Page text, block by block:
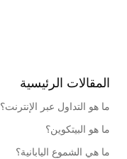
المقالات الرئيسية
ما هو التداول عبر الإنترنت؟
ما هو البيتكوين؟
ما هي الشموع اليابانية؟